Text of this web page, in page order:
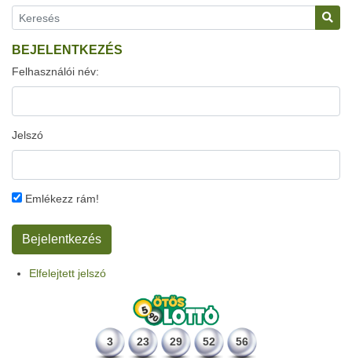
BEJELENTKEZÉS
Felhasználói név:
Jelszó
Emlékezz rám!
Elfelejtett jelszó
3 23 29 52 56